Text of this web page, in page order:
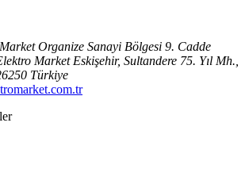
Organize Sanayi Bölgesi 9. Cadde
Market Eskişehir, Sultandere 75. Yıl Mh.,
Türkiye